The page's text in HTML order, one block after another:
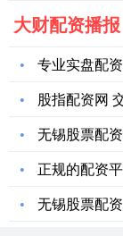
大财配资播报
专业实盘配资
股指配资网 交
无锡股票配资公
正规的配资平台
无锡股票配资